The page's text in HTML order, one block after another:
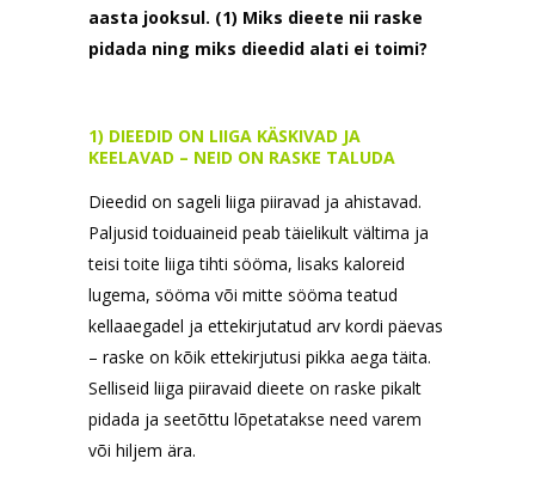
aasta jooksul. (1) Miks dieete nii raske
pidada ning miks dieedid alati ei toimi?
1) DIEEDID ON LIIGA KÄSKIVAD JA
KEELAVAD – NEID ON RASKE TALUDA
Dieedid on sageli liiga piiravad ja ahistavad.
Paljusid toiduaineid peab täielikult vältima ja
teisi toite liiga tihti sööma, lisaks kaloreid
lugema, sööma või mitte sööma teatud
kellaaegadel ja ettekirjutatud arv kordi päevas
– raske on kõik ettekirjutusi pikka aega täita.
Selliseid liiga piiravaid dieete on raske pikalt
pidada ja seetõttu lõpetatakse need varem
või hiljem ära.